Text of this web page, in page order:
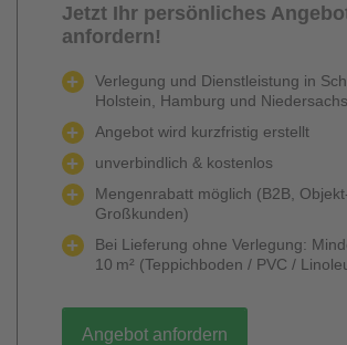
Jetzt Ihr persönliches
anfordern!
Verlegung und Dienstleistung in
Holstein, Hamburg und
Angebot wird kurzfristig erstellt
unverbindlich & kostenlos
Mengenrabatt möglich (B2B,
Großkunden)
Bei Lieferung ohne Verlegung:
10 m² (Teppichboden / PVC /
Angebot anfordern